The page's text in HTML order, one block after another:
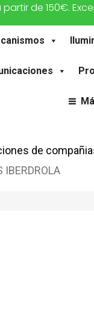
de 150€.
de
IBERDROLA